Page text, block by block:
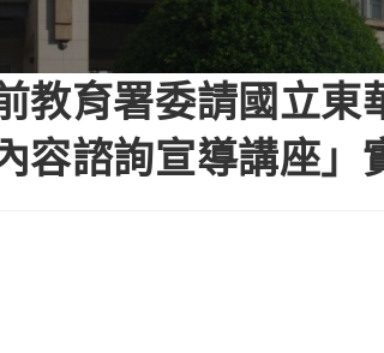
教育署委請國立
容諮詢宣導講座」